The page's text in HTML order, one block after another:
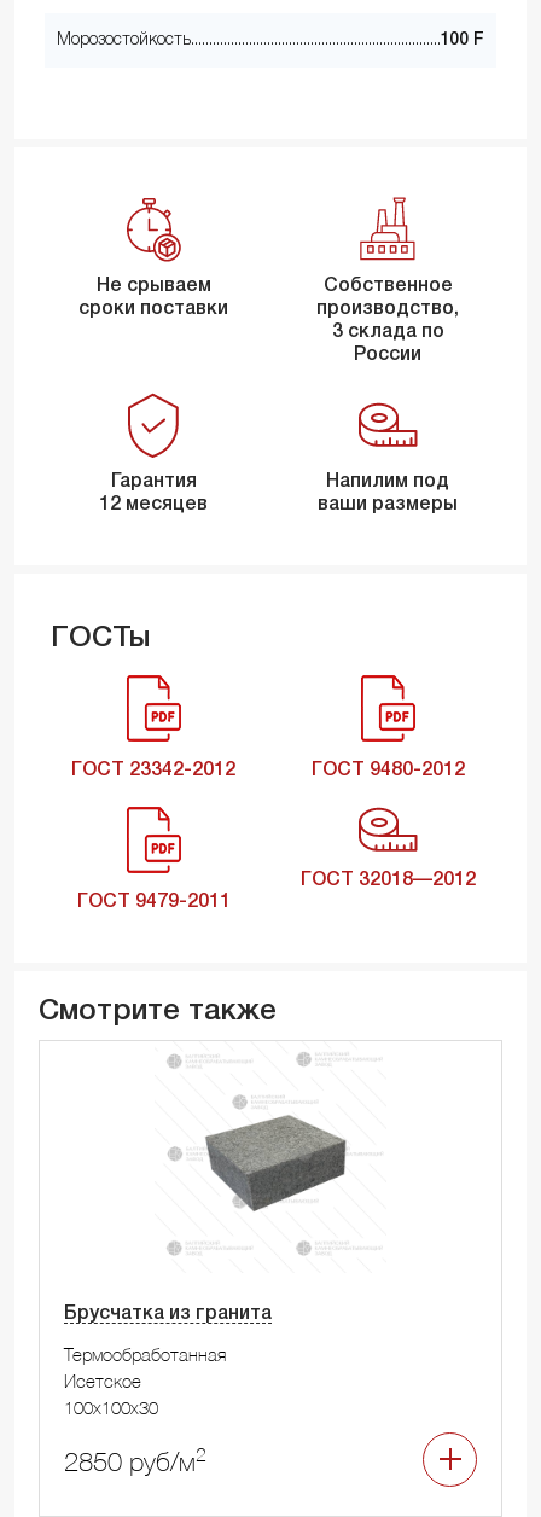
Морозостойкость 100 F
Не срываем
сроки поставки
Собственное
производство,
3 склада по
России
Гарантия
12 месяцев
Напилим под
ваши размеры
ГОСТы
ГОСТ 23342-2012 ГОСТ 9480-2012
ГОСТ 9479-2011
ГОСТ 32018—2012
Смотрите также
Брусчатка из гранита
Термообработанная
Исетское
100x100x30
2850 руб/м2